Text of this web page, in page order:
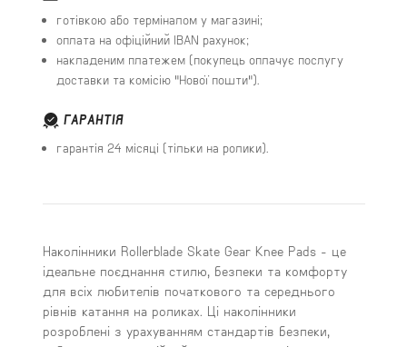
готівкою або терміналом у магазині;
оплата на офіційний IBAN рахунок;
накладеним платежем (покупець оплачує послугу
доставки та комісію "Нової пошти").
ГАРАНТІЯ
гарантія 24 місяці (тільки на ролики).
Наколінники Rollerblade Skate Gear Knee Pads - це
ідеальне поєднання стилю, безпеки та комфорту
для всіх любителів початкового та середнього
рівнів катання на роликах. Ці наколінники
розроблені з урахуванням стандартів безпеки,